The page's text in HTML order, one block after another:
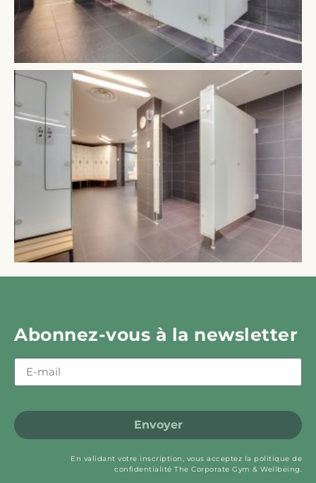
Abonnez-vous à la newsletter
Envoyer
En validant votre inscription, vous acceptez la politique de
confidentialité The Corporate Gym & Wellbeing.